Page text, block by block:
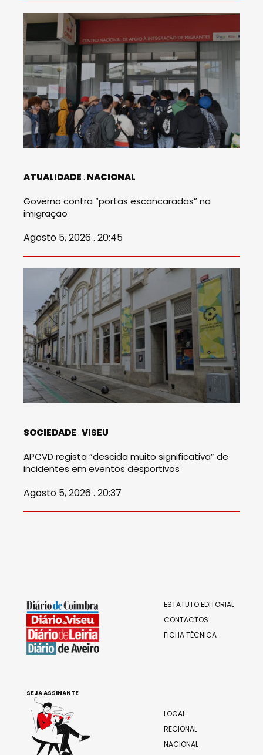
ATUALIDADE NACIONAL
Governo contra “portas escancaradas” na
imigração
Agosto 5, 2026 . 20:45
SOCIEDADE VISEU
APCVD regista “descida muito significativa” de
incidentes em eventos desportivos
Agosto 5, 2026 . 20:37
ESTATUTO EDITORIAL
CONTACTOS
FICHA TÉCNICA
LOCAL
REGIONAL
NACIONAL
SEJA ASSINANTE